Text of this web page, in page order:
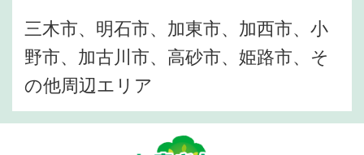
三木市、明石市、加東市、加西市、小
野市、加古川市、高砂市、姫路市、そ
の他周辺エリア